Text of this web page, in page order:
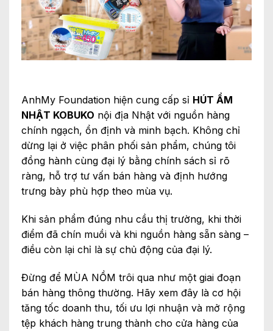
AnhMy Foundation hiện cung cấp sỉ HÚT ẨM
NHẬT KOBUKO nội địa Nhật với nguồn hàng
chính ngạch, ổn định và minh bạch. Không chỉ
dừng lại ở việc phân phối sản phẩm, chúng tôi
đồng hành cùng đại lý bằng chính sách sỉ rõ
ràng, hỗ trợ tư vấn bán hàng và định hướng
trưng bày phù hợp theo mùa vụ.
Khi sản phẩm đúng nhu cầu thị trường, khi thời
điểm đã chín muồi và khi nguồn hàng sẵn sàng –
điều còn lại chỉ là sự chủ động của đại lý.
Đừng để MÙA NỒM trôi qua như một giai đoạn
bán hàng thông thường. Hãy xem đây là cơ hội
tăng tốc doanh thu, tối ưu lợi nhuận và mở rộng
tệp khách hàng trung thành cho cửa hàng của